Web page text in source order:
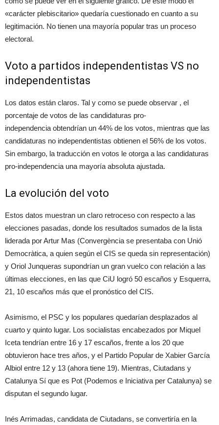
«carácter plebiscitario» quedaría cuestionado en cuanto a su
legitimación. No tienen una mayoría popular tras un proceso
electoral.
Voto a partidos independentistas VS no
independentistas
Los datos están claros. Tal y como se puede observar , el
porcentaje de votos de las candidaturas pro-
independencia obtendrían un 44% de los votos, mientras que las
candidaturas no independentistas obtienen el 56% de los votos.
Sin embargo, la traducción en votos le otorga a las candidaturas
pro-independencia una mayoría absoluta ajustada.
La evolución del voto
Estos datos muestran un claro retroceso con respecto a las
elecciones pasadas, donde los resultados sumados de la lista
liderada por Artur Mas (Convergència se presentaba con Unió
Democràtica, a quien según el CIS se queda sin representación)
y Oriol Junqueras supondrían un gran vuelco con relación a las
últimas elecciones, en las que CiU logró 50 escaños y Esquerra,
21, 10 escaños más que el pronóstico del CIS.
Asimismo, el PSC y los populares quedarían desplazados al
cuarto y quinto lugar. Los socialistas encabezados por Miquel
Iceta tendrían entre 16 y 17 escaños, frente a los 20 que
obtuvieron hace tres años, y el Partido Popular de Xabier García
Albiol entre 12 y 13 (ahora tiene 19). Mientras, Ciutadans y
Catalunya Sí que es Pot (Podemos e Iniciativa per Catalunya) se
disputan el segundo lugar.
Inés Arrimadas, candidata de Ciutadans, se convertiría en la